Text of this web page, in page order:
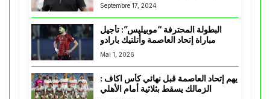
Septembre 17, 2024
البطولة المحترفة “موبيليس”: تأجيل
مباراة إتحاد العاصمة وأتلتيك بارادو
Mai 1, 2026
يهم إتحاد العاصمة قبل نهائي كأس اكاف :